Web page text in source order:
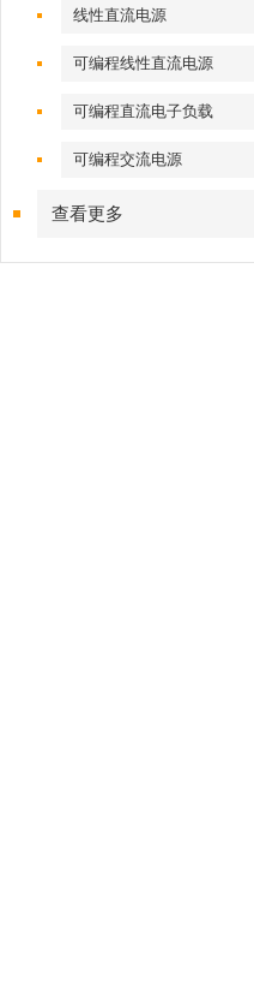
线性直流电源
可编程线性直流电源
可编程直流电子负载
可编程交流电源
查看更多